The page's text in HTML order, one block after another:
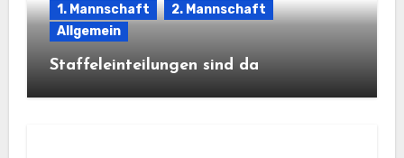
1. Mannschaft
2. Mannschaft
Allgemein
Staffeleinteilungen sind da